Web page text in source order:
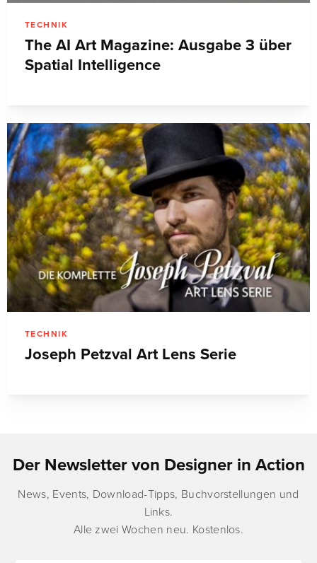
TECHNIK
The AI Art Magazine: Ausgabe 3 über
Spatial Intelligence
TECHNIK
Joseph Petzval Art Lens Serie
Der Newsletter von Designer in Action
News, Events, Download-Tipps, Buchvorstellungen und
Links.
Alle zwei Wochen neu. Kostenlos.